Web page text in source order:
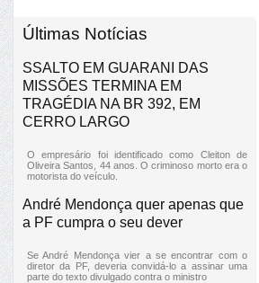
Últimas Notícias
SSALTO EM GUARANI DAS
MISSÕES TERMINA EM
TRAGÉDIA NA BR 392, EM
CERRO LARGO
O empresário foi identificado como Cleiton de
Oliveira Santos, 44 anos. O criminoso morto era o
motorista do veículo.
André Mendonça quer apenas que
a PF cumpra o seu dever
Se André Mendonça vier a se encontrar com o
diretor da PF, deveria convidá-lo a assinar uma
parte do texto divulgado contra o ministro